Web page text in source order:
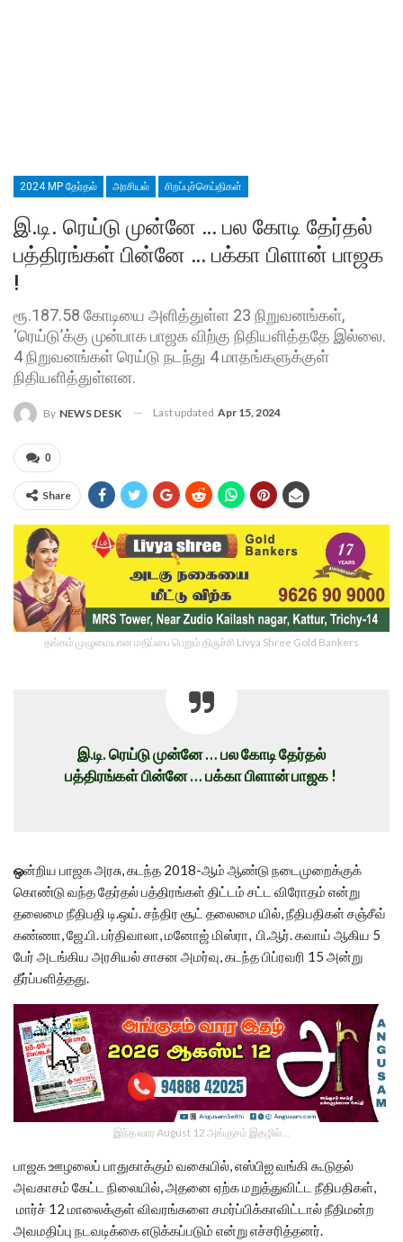
2024 MP தேர்தல் அரசியல் சிறப்புச்செய்திகள்
இ.டி. ரெய்டு முன்னே … பல கோடி தேர்தல்
பத்திரங்கள் பின்னே … பக்கா பிளான் பாஜக
!
ரூ.187.58 கோடியை அளித்துள்ள 23 நிறுவனங்கள்,
‘ரெய்டு’க்கு முன்பாக பாஜக விற்கு நிதியளித்ததே இல்லை.
4 நிறுவனங்கள் ரெய்டு நடந்து 4 மாதங்களுக்குள்
நிதியளித்துள்ளன.
By NEWS DESK Last updated Apr 15, 2024
0
Share
தங்கம் முழுமையான மதிப்பை பெறும் திருச்சி Livya Shree Gold Bankers
இ.டி. ரெய்டு முன்னே … பல கோடி தேர்தல்
பத்திரங்கள் பின்னே … பக்கா பிளான் பாஜக !
ஒன்றிய பாஜக அரசு, கடந்த 2018-ஆம் ஆண்டு நடைமுறைக்குக்
கொண்டு வந்த தேர்தல் பத்திரங்கள் திட்டம் சட்ட விரோதம் என்று
தலைமை நீதிபதி டி.ஒய். சந்திர சூட் தலைமை யில், நீதிபதிகள் சஞ்சீவ்
கண்ணா, ஜே.பி. பர்திவாலா, மனோஜ் மிஸ்ரா, பி.ஆர். கவாய் ஆகிய 5
பேர் அடங்கிய அரசியல் சாசன அமர்வு, கடந்த பிப்ரவரி 15 அன்று
தீர்ப்பளித்தது.
இந்த வார August 12 அங்குசம் இதழில்…
பாஜக ஊழலைப் பாதுகாக்கும் வகையில், எஸ்பிஐ வங்கி கூடுதல்
அவகாசம் கேட்ட நிலையில், அதனை ஏற்க மறுத்துவிட்ட நீதிபதிகள்,
மார்ச் 12 மாலைக்குள் விவரங்களை சமர்ப்பிக்காவிட்டால் நீதிமன்ற
அவமதிப்பு நடவடிக்கை எடுக்கப்படும் என்று எச்சரித்தனர்.